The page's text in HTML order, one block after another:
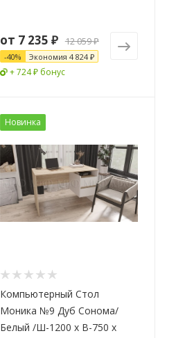
от 7 235 ₽ 12 059 ₽
-40% Экономия 4 824 ₽
+ 724 ₽ бонус
Новинка
Компьютерный Стол
Моника №9 Дуб Сонома/
Белый /Ш-1200 x В-750 x